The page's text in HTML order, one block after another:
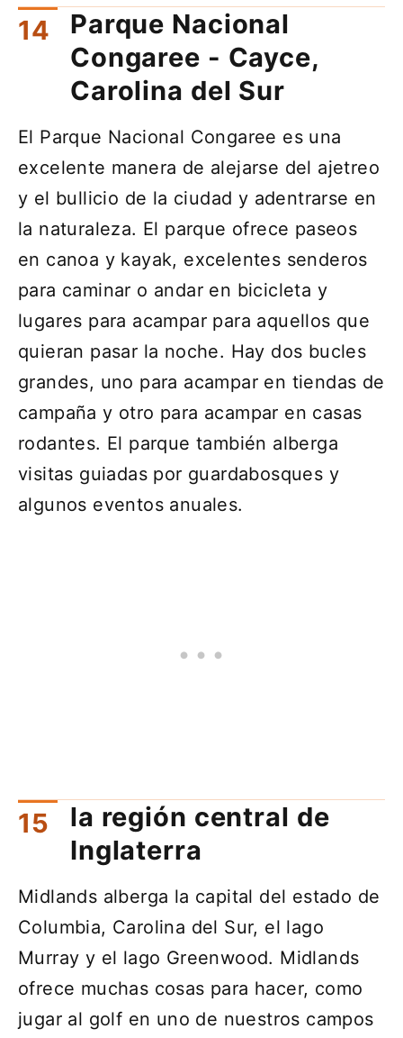
Parque Nacional
Congaree - Cayce,
Carolina del Sur
El Parque Nacional Congaree es una
excelente manera de alejarse del ajetreo
y el bullicio de la ciudad y adentrarse en
la naturaleza. El parque ofrece paseos
en canoa y kayak, excelentes senderos
para caminar o andar en bicicleta y
lugares para acampar para aquellos que
quieran pasar la noche. Hay dos bucles
grandes, uno para acampar en tiendas de
campaña y otro para acampar en casas
rodantes. El parque también alberga
visitas guiadas por guardabosques y
algunos eventos anuales.
la región central de
Inglaterra
Midlands alberga la capital del estado de
Columbia, Carolina del Sur, el lago
Murray y el lago Greenwood. Midlands
ofrece muchas cosas para hacer, como
jugar al golf en uno de nuestros campos